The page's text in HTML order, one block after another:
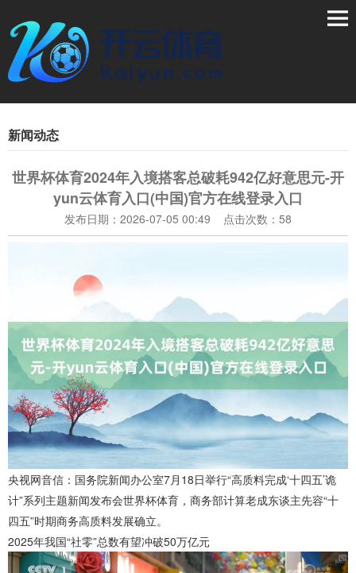
新闻动态
世界杯体育2024年入境搭客总破耗942亿好意思元-开
yun云体育入口(中国)官方在线登录入口
发布日期：2026-07-05 00:49 点击次数：58
央视网音信：国务院新闻办公室7月18日举行“高质料完成‘十四五’诡
计”系列主题新闻发布会世界杯体育，商务部计算老成东谈主先容“十
四五”时期商务高质料发展确立。
2025年我国“社零”总数有望冲破50万亿元